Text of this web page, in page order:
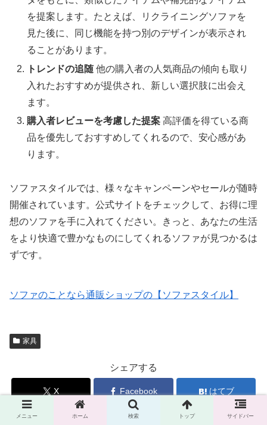
を提案します。たとえば、リクライニングソファを
見た後に、同じ機能を持つ別のデザインが表示され
ることがあります。
トレンドの追随 他の購入者の人気商品の傾向も取り
入れたおすすめが提供され、新しい選択肢に出会え
ます。
購入者レビューを考慮した提案 高評価を得ている商
品を優先しておすすめしてくれるので、安心感があ
ります。
ソファスタイルでは、様々なキャンペーンやセールが随時
開催されています。公式サイトをチェックして、お得に理
想のソファを手に入れてください。きっと、あなたの生活
をより快適で豊かなものにしてくれるソファが見つかるは
ずです。
ソファのことなら通販ショップの【ソファスタイル】
家具
シェアする
X Facebook はてブ
メニュー ホーム 検索 トップ サイドバー